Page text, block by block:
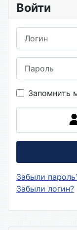
Войти
Запомнить
Забыли
Забыли логин?